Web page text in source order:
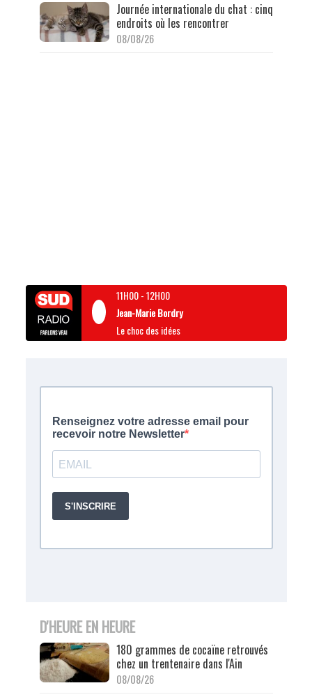
Journée internationale du chat : cinq
endroits où les rencontrer
08/08/26
11H00-12H00
Jean-Marie Bordry
Le choc des idées
D'HEURE EN HEURE
180 grammes de cocaïne retrouvés
chez un trentenaire dans l'Ain
08/08/26